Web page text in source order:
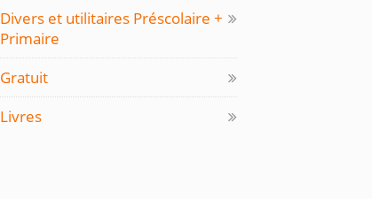
Divers et utilitaires Préscolaire +
Primaire
Gratuit
Livres